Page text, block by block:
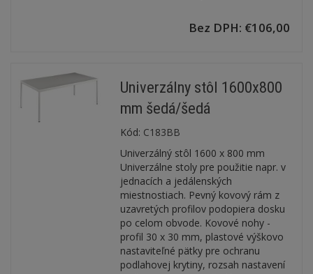
Bez DPH: €106,00
Univerzálny stôl 1600x800
mm šedá/šedá
Kód: C183BB
Univerzálný stôl 1600 x 800 mm
Univerzálne stoly pre použitie napr. v
jednacích a jedálenských
miestnostiach. Pevný kovový rám z
uzavretých profilov podopiera dosku
po celom obvode. Kovové nohy -
profil 30 x 30 mm, plastové výškovo
nastaviteľné pätky pre ochranu
podlahovej krytiny, rozsah nastavení